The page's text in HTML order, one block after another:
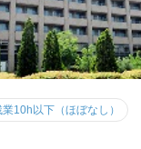
業10h以下（ほぼなし）